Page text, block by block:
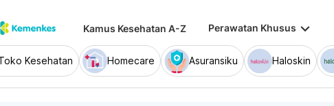
Kamus Kesehatan A-Z Perawatan Khusus keyboard_arrow_down
Kesehatan Homecare Asuransiku Haloskin